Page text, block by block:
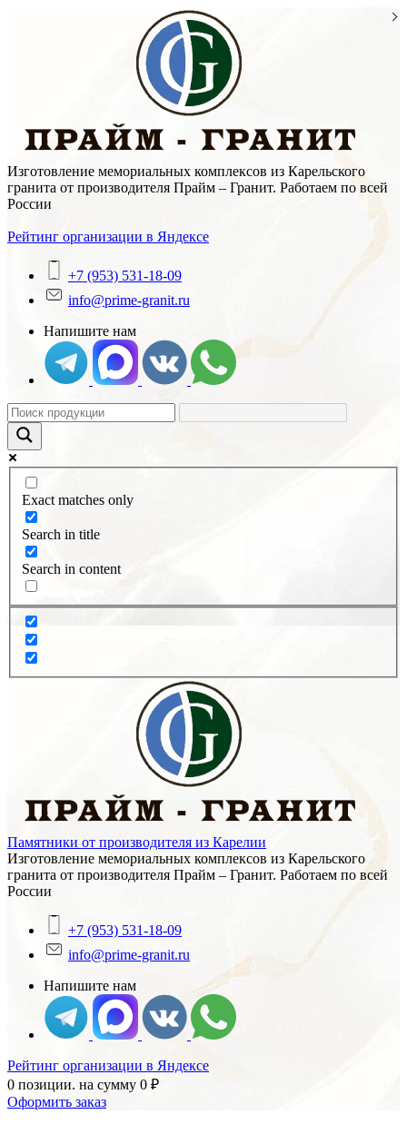
Изготовление мемориальных комплексов из Карельского
гранита от производителя Прайм – Гранит. Работаем по всей
России
Рейтинг организации в Яндексе
+7 (953) 531-18-09
info@prime-granit.ru
Напишите нам
Exact matches only
Search in title
Search in content
Памятники от производителя из Карелии
Изготовление мемориальных комплексов из Карельского
гранита от производителя Прайм – Гранит. Работаем по всей
России
+7 (953) 531-18-09
info@prime-granit.ru
Напишите нам
Рейтинг организации в Яндексе
0 позиции. на сумму 0 ₽
Оформить заказ